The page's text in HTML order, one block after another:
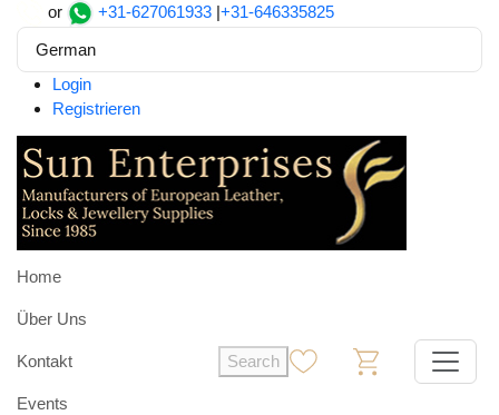
or +31-627061933 |+31-646335825
German
Login
Registrieren
Home
Über Uns
Kontakt
Events
Search